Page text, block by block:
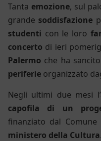
Tanta emozione, sul
grande soddisfazione
studenti con le loro
concerto di ieri
Palermo che ha
periferie organizzato
Negli ultimi due mesi l’
capofila di un
finanziato dal Comune
ministero della Cultura.